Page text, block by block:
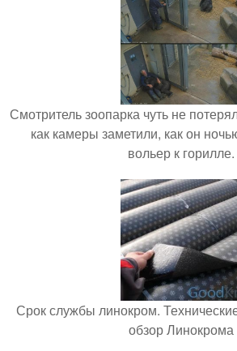
Смотритель зоопарка чуть не
как камеры заметили, как он
вольер к горилле.
Срок службы линокром.
обзор Линокрома